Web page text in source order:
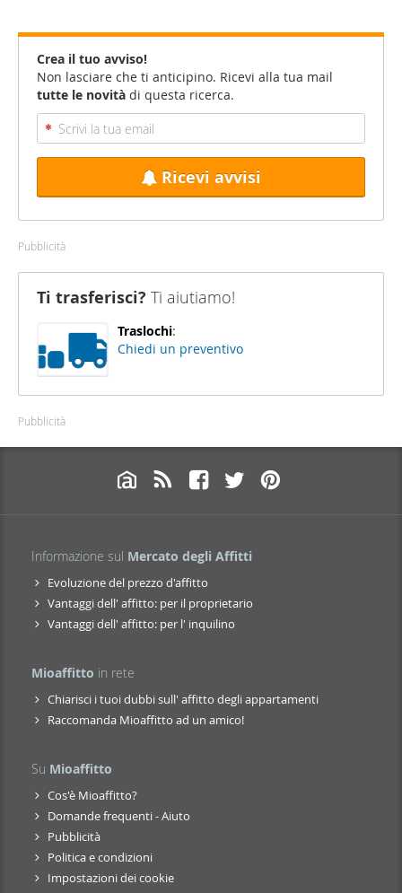
Crea il tuo avviso!
Non lasciare che ti anticipino. Ricevi alla tua mail
tutte le novità di questa ricerca.
Ricevi avvisi
Pubblicità
Ti trasferisci? Ti aiutiamo!
Traslochi:
Chiedi un preventivo
Pubblicità
Informazione sul Mercato degli Affitti
Evoluzione del prezzo d'affitto
Vantaggi dell' affitto: per il proprietario
Vantaggi dell' affitto: per l' inquilino
Mioaffitto in rete
Chiarisci i tuoi dubbi sull' affitto degli appartamenti
Raccomanda Mioaffitto ad un amico!
Su Mioaffitto
Cos'è Mioaffitto?
Domande frequenti - Aiuto
Pubblicità
Politica e condizioni
Impostazioni dei cookie